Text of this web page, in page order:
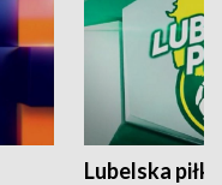
Lubelska piłka